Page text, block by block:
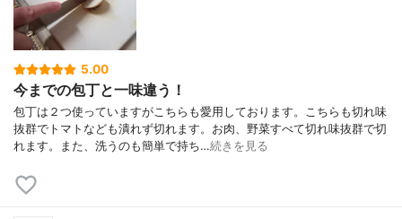
5.00
今までの包丁と一味違う！
包丁は２つ使っていますがこちらも愛用しております。こちらも切れ味
抜群でトマトなども潰れず切れます。お肉、野菜すべて切れ味抜群で切
れます。また、洗うのも簡単で持ち…続きを見る